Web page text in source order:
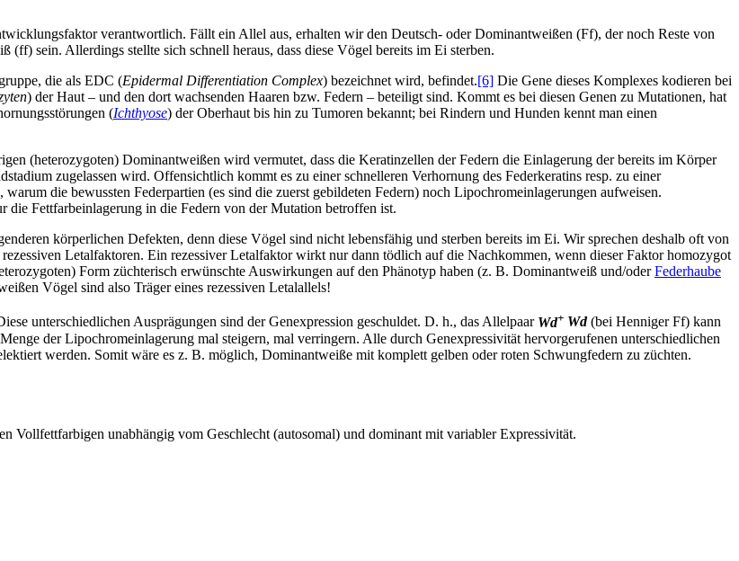
verantwortlich. Fällt ein Allel aus, erhalten wir den Deutsch- oder Dominantweißen (Ff), der noch Reste von
sein. Allerdings stellte sich schnell heraus, dass diese Vögel bereits im Ei sterben.
die als EDC (Epidermal Differentiation Complex) bezeichnet wird, befindet.[6] Die Gene dieses Komplexes kodieren bei
) der Haut – und den dort wachsenden Haaren bzw. Federn – beteiligt sind. Kommt es bei diesen Genen zu Mutationen, hat
(Ichthyose) der Oberhaut bis hin zu Tumoren bekannt; bei Rindern und Hunden kennt man einen
(heterozygoten) Dominantweißen wird vermutet, dass die Keratinzellen der Federn die Einlagerung der bereits im Körper
zugelassen wird. Offensichtlich kommt es zu einer schnelleren Verhornung des Federkeratins resp. zu einer
die bewussten Federpartien (es sind die zuerst gebildeten Federn) noch Lipochromeinlagerungen aufweisen.
Fettfarbeinlagerung in die Federn von der Mutation betroffen ist.
körperlichen Defekten, denn diese Vögel sind nicht lebensfähig und sterben bereits im Ei. Wir sprechen deshalb oft von
Letalfaktoren. Ein rezessiver Letalfaktor wirkt nur dann tödlich auf die Nachkommen, wenn dieser Faktor homozygot
Form züchterisch erwünschte Auswirkungen auf den Phänotyp haben (z. B. Dominantweiß und/oderFederhaube
Vögel sind also Träger eines rezessiven Letalallels!
unterschiedlichen Ausprägungen sind der Genexpression geschuldet. D. h., das Allelpaar Wd+ Wd(bei Henniger Ff) kann
der Lipochromeinlagerung mal steigern, mal verringern. Alle durch Genexpressivität hervorgerufenen unterschiedlichen
werden. Somit wäre es z. B. möglich, Dominantweiße mit komplett gelben oder roten Schwungfedern zu züchten.
Vollfettfarbigen unabhängig vom Geschlecht (autosomal) und dominant mit variabler Expressivität.